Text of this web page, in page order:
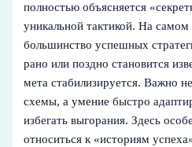
полностью объясняется
уникальной тактикой. На
большинство успешных
рано или поздно становится
мета стабилизируется. Важно
схемы, а умение быстро
избегать выгорания. Здесь
относиться к «историям